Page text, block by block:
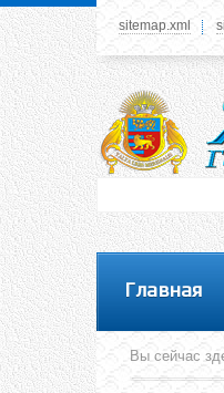
У вас нет
логином
вам
sitemap.xml
Главная
Вы сейчас